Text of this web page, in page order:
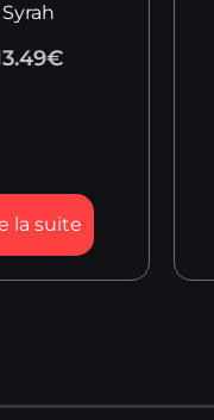
Syrah
€
la suite